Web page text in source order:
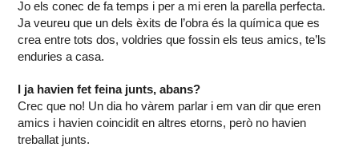
Jo els conec de fa temps i per a mi eren la parella perfecta.
Ja veureu que un dels èxits de l’obra és la química que es
crea entre tots dos, voldries que fossin els teus amics, te’ls
enduries a casa.
I ja havien fet feina junts, abans?
Crec que no! Un dia ho vàrem parlar i em van dir que eren
amics i havien coincidit en altres etorns, però no havien
treballat junts.